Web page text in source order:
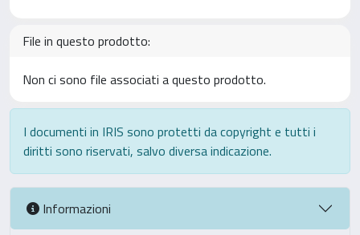
File in questo prodotto:
Non ci sono file associati a questo prodotto.
I documenti in IRIS sono protetti da copyright e tutti i
diritti sono riservati, salvo diversa indicazione.
Informazioni